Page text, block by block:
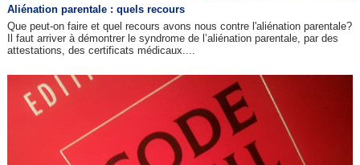
Aliénation parentale : quels recours
Que peut-on faire et quel recours avons nous contre l'aliénation parentale?
Il faut arriver à démontrer le syndrome de l’aliénation parentale, par des
attestations, des certificats médicaux....